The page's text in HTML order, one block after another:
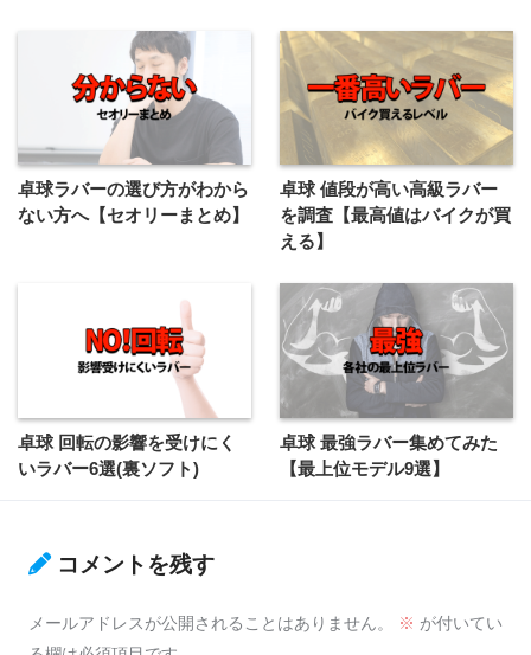
卓球ラバーの選び方がわから
ない方へ【セオリーまとめ】
卓球 値段が高い高級ラバー
を調査【最高値はバイクが買
える】
卓球 回転の影響を受けにく
いラバー6選(裏ソフト)
卓球 最強ラバー集めてみた
【最上位モデル9選】
コメントを残す
メールアドレスが公開されることはありません。 ※ が付いてい